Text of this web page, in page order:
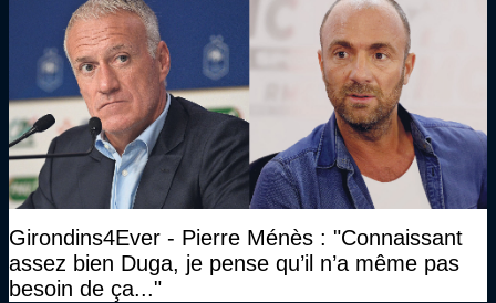
Girondins4Ever - Pierre Ménès : "Connaissant
assez bien Duga, je pense qu’il n’a même pas
besoin de ça..."